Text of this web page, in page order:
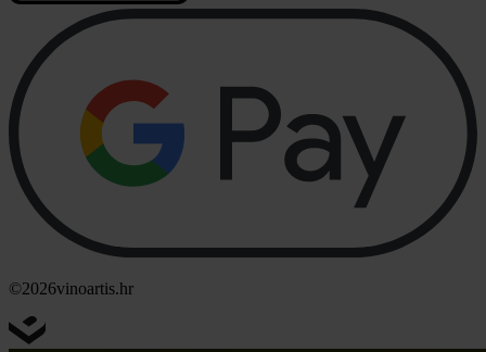
©2026vinoartis.hr